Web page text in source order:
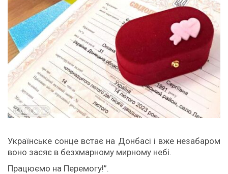
Українське сонце встає на Донбасі і вже незабаром
воно засяє в безхмарному мирному небі.
Працюємо на Перемогу!”.